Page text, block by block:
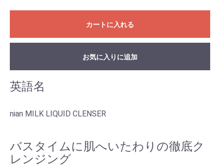
カートに入れる
お気に入りに追加
英語名
nian MILK LIQUID CLENSER
バスタイムに肌へいたわりの徹底ク
レンジング